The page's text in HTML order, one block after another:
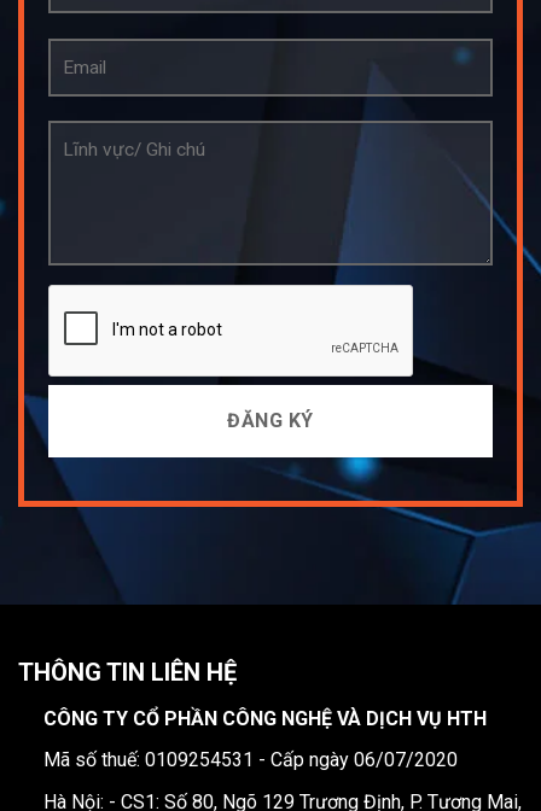
THÔNG TIN LIÊN HỆ
CÔNG TY CỔ PHẦN CÔNG NGHỆ VÀ DỊCH VỤ HTH
Mã số thuế: 0109254531 - Cấp ngày 06/07/2020
Hà Nội: - CS1: Số 80, Ngõ 129 Trương Định, P. Tương Mai,